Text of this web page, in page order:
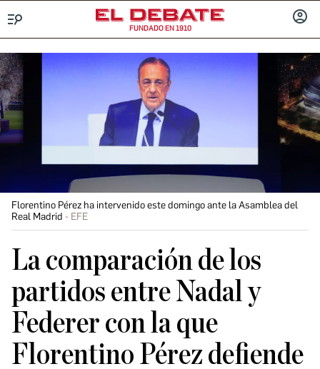
FUNDADO EN 1910
Florentino Pérez ha intervenido este domingo ante la Asamblea del
Real Madrid
EFE
La comparación de los
partidos entre Nadal y
Federer con la que
Florentino Pérez defiende